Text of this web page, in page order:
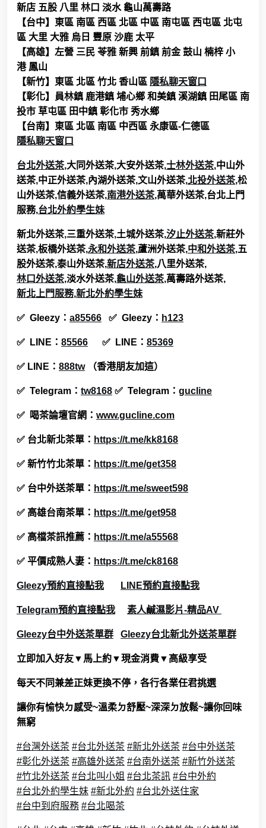
新店 五股 八里 林口 淡水 龜山萬壽路
【台中】東區 南區 西區 北區 中區 南屯區 西屯區 北屯
區 大里 大雅 烏日 豐原 沙鹿 太平
【高雄】左營 三民 苓雅 新興 前鎮 前金 鼓山 楠梓 小
港 鳳山
【新竹】東區 北區 竹北 香山區 隱私聊天窗口
【彰化】員林鎮 鹿港鎮 埔心鄉 和美鎮 溪湖鎮 田尾區 南
投市 草屯區 田中鎮 彰化市 秀水鄉
【台南】東區 北區 南區 中西區 永康區-仁德區
隱私聊天窗口
台北外送茶,大同外送茶,大安外送茶,士林外送茶,中山外
送茶,中正外送茶,內湖外送茶,文山外送茶,北投外送茶,松
山外送茶,信義外送茶,南港外送茶,萬華外送茶,台北上門
服務,台北外約學生妹
新北外送茶,三重外送茶,土城外送茶,汐止外送茶,新莊外
送茶,板橋外送茶,永和外送茶,蘆洲外送茶,中和外送茶,五
股外送茶,泰山外送茶,新店外送茶,八里外送茶,
林口外送茶,淡水外送茶,龜山外送茶,萬壽路外送茶,
新北上門服務,新北外約學生妹
✅ Gleezy： a85566 ✅ Gleezy： h123
✅ LINE ： 85566 ✅ LINE ： 85369
✅ LINE： 888tw（香港朋友加這）
✅ Telegram ： tw8168 ✅ Telegram ： gucline
✅ 喝茶論壇官網 ： www.gucline.com
✅ 台北新北茶單： https://t.me/kk8168
✅ 新竹竹北茶單： https://t.me/get358
✅ 台中外送茶單： https://t.me/sweet598
✅ 高雄台南茶單： https://t.me/get958
✅ 高檔茶訊推薦： https://t.me/a55568
✅ 平價成熟人妻： https://t.me/ck8168
Gleezy預約直接點我 LINE預約直接點我
Telegram預約直接點我 素人鹹濕影片-精品AV
Gleezy台中外送茶單群 Gleezy台北新北外送茶單群
立即加入好友▼馬上約▼現金消費▼ 高級享受
每天不同兼差正妹更換不停，各行各業任君挑選
讓你有愉快ㄉ感受~溫柔ㄉ舒壓~深深ㄉ放鬆~讓你回味
無窮
#台灣外送茶 #台北外送茶 #新北外送茶 #台中外送茶
#彰化外送茶 #高雄外送茶 #台南外送茶 #新竹外送茶
#竹北外送茶 #台北叫小姐 #台北茶訊 #台中外約
#台北外約學生妹 #新北外約 #台北外送住家
#台中到府服務 #台北喝茶